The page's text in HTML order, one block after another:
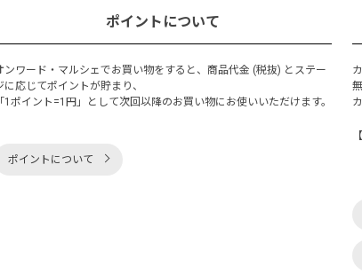
ポイントについて
ンワード・マルシェでお買い物をすると、商品代金 (税抜) とステー
に応じてポイントが貯まり、
「1ポイント=1円」として次回以降のお買い物にお使いいただけます。
ポイントについて